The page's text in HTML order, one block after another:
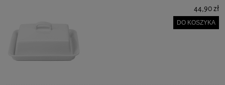
44,90 zł
DO KOSZYKA